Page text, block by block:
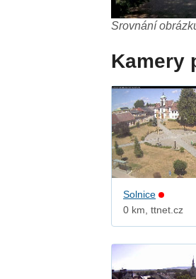
Srovnání
Kamery
Solnice
0 km, ttnet.cz